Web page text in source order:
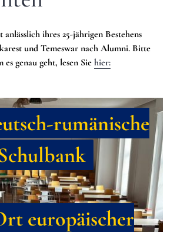
ihres 25-jährigen Bestehens
und Temeswar nach Alumni. Bitte
genau geht, lesen Sie hier:
rumänische
europäischer